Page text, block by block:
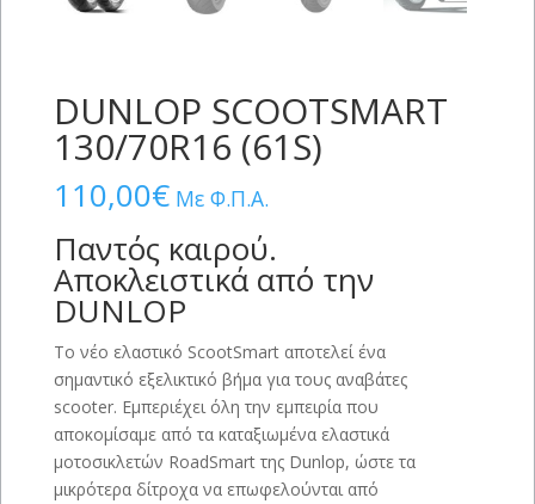
DUNLOP SCOOTSMART
130/70R16 (61S)
110,00€ Με Φ.Π.Α.
Παντός καιρού.
Αποκλειστικά από την
DUNLOP
Το νέο ελαστικό ScootSmart αποτελεί ένα
σημαντικό εξελικτικό βήμα για τους αναβάτες
scooter. Εμπεριέχει όλη την εμπειρία που
αποκομίσαμε από τα καταξιωμένα ελαστικά
μοτοσικλετών RoadSmart της Dunlop, ώστε τα
μικρότερα δίτροχα να επωφελούνται από